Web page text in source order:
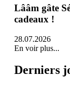
Lââm gâte
cadeaux !
28.07.2026
En voir plus...
Derniers